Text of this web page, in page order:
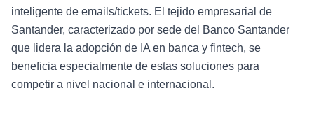
inteligente de emails/tickets. El tejido empresarial de
Santander, caracterizado por sede del Banco Santander
que lidera la adopción de IA en banca y fintech, se
beneficia especialmente de estas soluciones para
competir a nivel nacional e internacional.